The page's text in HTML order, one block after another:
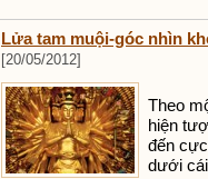
Lửa tam muội-góc nhìn
[20/05/2012]
Theo
hiện
đến
dưới